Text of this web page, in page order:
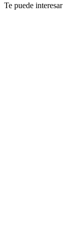
Te puede interesar